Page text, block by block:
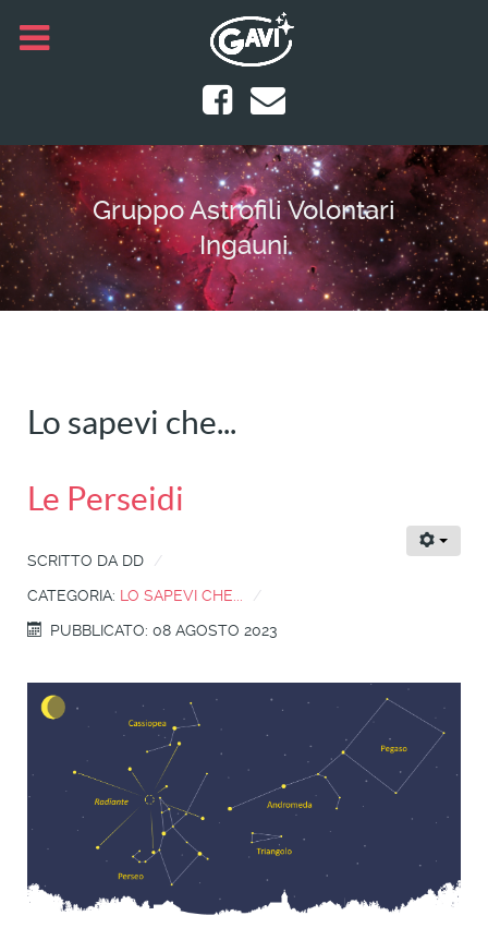
Gruppo Astrofili Volontari
Ingauni
Lo sapevi che...
Le Perseidi
SCRITTO DA DD
CATEGORIA: LO SAPEVI CHE...
PUBBLICATO: 08 AGOSTO 2023